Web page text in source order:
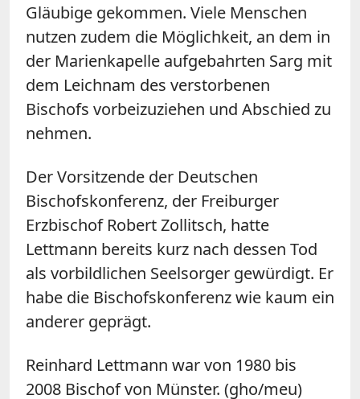
Gläubige gekommen. Viele Menschen
nutzen zudem die Möglichkeit, an dem in
der Marienkapelle aufgebahrten Sarg mit
dem Leichnam des verstorbenen
Bischofs vorbeizuziehen und Abschied zu
nehmen.
Der Vorsitzende der Deutschen
Bischofskonferenz, der Freiburger
Erzbischof Robert Zollitsch, hatte
Lettmann bereits kurz nach dessen Tod
als vorbildlichen Seelsorger gewürdigt. Er
habe die Bischofskonferenz wie kaum ein
anderer geprägt.
Reinhard Lettmann war von 1980 bis
2008 Bischof von Münster. (gho/meu)